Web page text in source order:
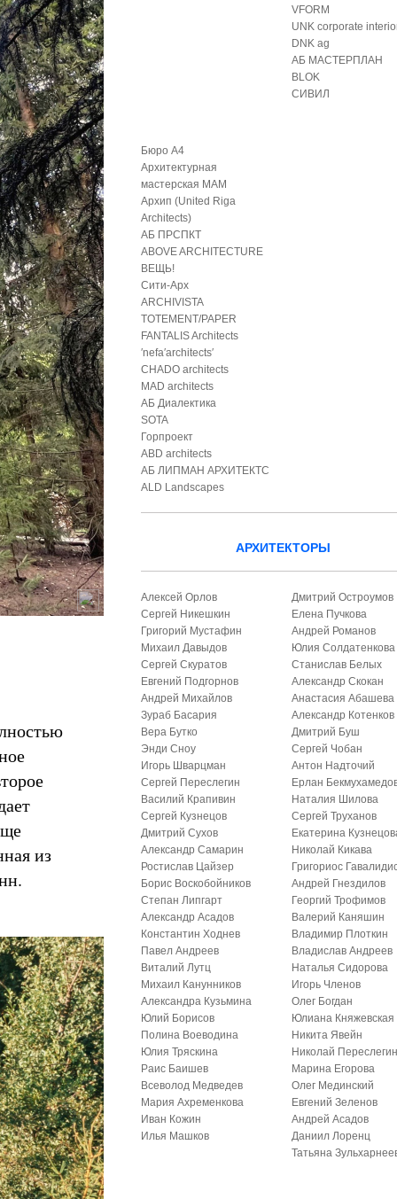
из
VFORM
UNK corporate
DNK ag
АБ МАСТЕРПЛАН
BLOK
СИВИЛ
Бюро А4
Архитектурная
мастерская МАМ
Архип (United Riga
Architects)
АБ ПРСПКТ
ABOVE ARCHITECTURE
ВЕЩЬ!
Сити-Арх
ARCHIVISTA
TOTEMENT/PAPER
FANTALIS Architects
′nefa′architects′
CHADO architects
MAD architects
АБ Диалектика
SOTA
Горпроект
ABD architects
АБ ЛИПМАН АРХИТЕКТС
ALD Landscapes
АРХИТЕКТОРЫ
Алексей Орлов
Сергей Никешкин
Григорий Мустафин
Михаил Давыдов
Сергей Скуратов
Евгений Подгорнов
Андрей Михайлов
Зураб Басария
Вера Бутко
Энди Сноу
Игорь Шварцман
Сергей Переслегин
Василий Крапивин
Сергей Кузнецов
Дмитрий Сухов
Александр Самарин
Ростислав Цайзер
Борис Воскобойников
Степан Липгарт
Александр Асадов
Константин Ходнев
Павел Андреев
Виталий Лутц
Михаил Канунников
Александра Кузьмина
Юлий Борисов
Полина Воеводина
Юлия Тряскина
Раис Баишев
Всеволод Медведев
Мария Ахременкова
Иван Кожин
Илья Машков
Дмитрий Остроумов
Елена Пучкова
Андрей Романов
Юлия Солдатенкова
Станислав Белых
Александр Скокан
Анастасия Абашева
Александр Котенков
Дмитрий Буш
Сергей Чобан
Антон Надточий
Ерлан
Наталия Шилова
Сергей Труханов
Екатерина
Николай Кикава
Григориос
Андрей Гнездилов
Георгий Трофимов
Валерий Каняшин
Владимир Плоткин
Владислав Андреев
Наталья Сидорова
Игорь Членов
Олег Богдан
Юлиана Княжевская
Никита Явейн
Николай
Марина Егорова
Олег Мединский
Евгений Зеленов
Андрей Асадов
Даниил Лоренц
Татьяна